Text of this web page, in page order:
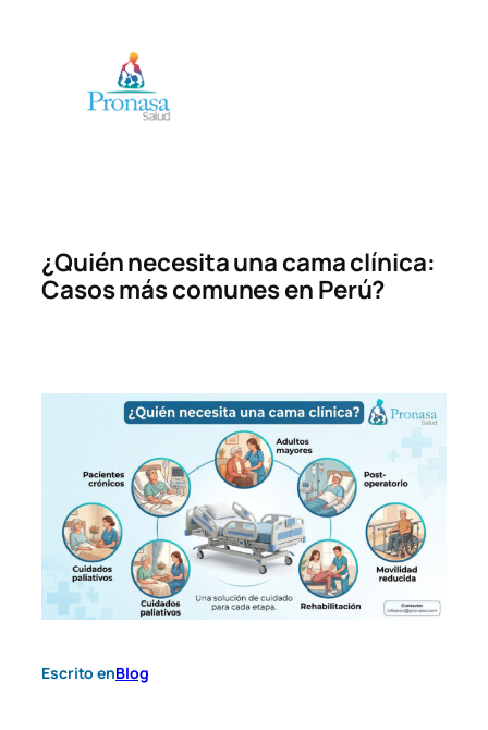
¿Quién necesita una cama clínica:
Casos más comunes en Perú?
Escrito enBlog